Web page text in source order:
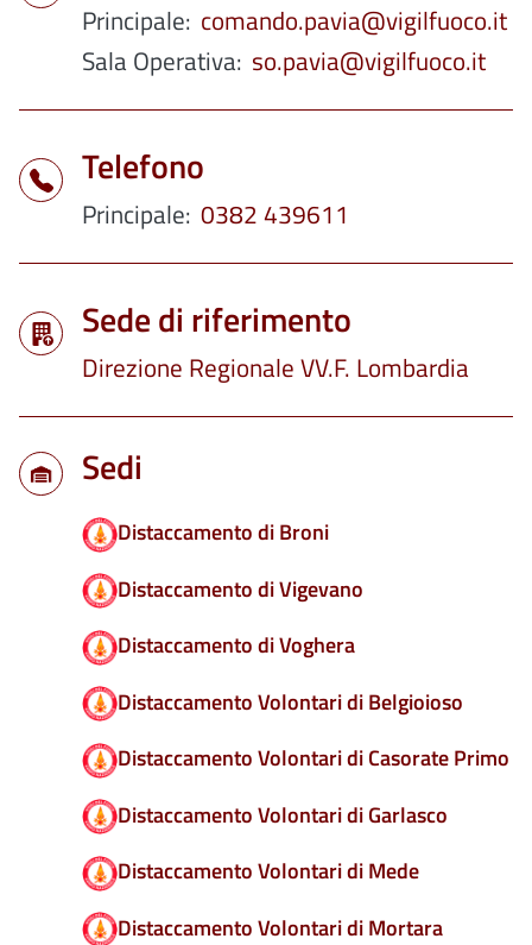
Principale comando.pavia@vigilfuoco.it
Sala Operativa so.pavia@vigilfuoco.it
Telefono
Principale 0382 439611
Sede di riferimento
Direzione Regionale VV.F. Lombardia
Sedi
Distaccamento di Broni
Distaccamento di Vigevano
Distaccamento di Voghera
Distaccamento Volontari di Belgioioso
Distaccamento Volontari di Casorate Primo
Distaccamento Volontari di Garlasco
Distaccamento Volontari di Mede
Distaccamento Volontari di Mortara